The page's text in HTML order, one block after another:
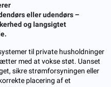
eller udendørs –
og langsigtet
til private husholdninger
med at vokse støt. Uanset
sikre strømforsyningen eller
placering af et